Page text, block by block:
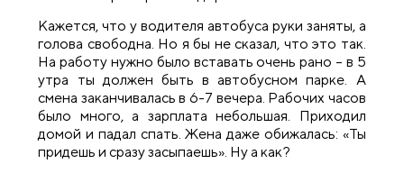
Кажется, что у водителя автобуса руки заняты, а
голова свободна. Но я бы не сказал, что это так.
На работу нужно было вставать очень рано – в 5
утра ты должен быть в автобусном парке. А
смена заканчивалась в 6-7 вечера. Рабочих часов
было много, а зарплата небольшая. Приходил
домой и падал спать. Жена даже обижалась: «Ты
придешь и сразу засыпаешь». Ну а как?